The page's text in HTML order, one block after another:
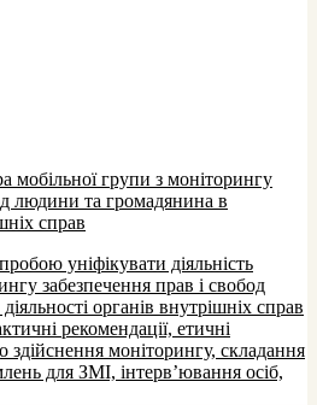
мобільної групи з моніторингу
людини та громадянина в
справ
уніфікувати діяльність
забезпечення прав і свобод
органів внутрішніх справ
рекомендації, етичні
моніторингу, складання
для ЗМІ, інтерв’ювання осіб,